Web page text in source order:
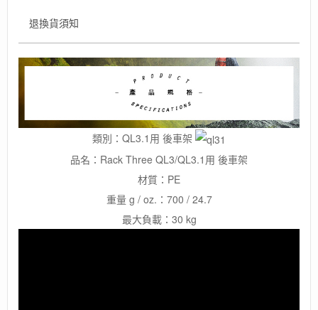
退換貨須知
類別：QL3.1用 後車架
品名：Rack Three QL3/QL3.1用 後車架
材質：PE
重量 g / oz.：700 / 24.7
最大負載：30 kg